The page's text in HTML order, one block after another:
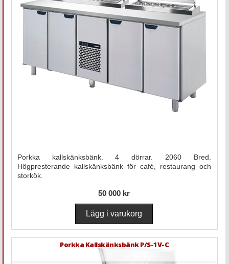
Porkka kallskänksbänk. 4 dörrar. 2060 Bred.
Högpresterande kallskänksbänk för café, restaurang och
storkök.
50 000 kr
Porkka Kallskänksbänk P/S-1V-C